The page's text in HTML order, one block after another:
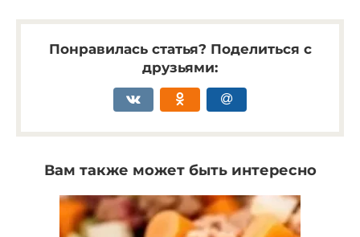
Понравилась статья? Поделиться с
друзьями:
Вам также может быть интересно